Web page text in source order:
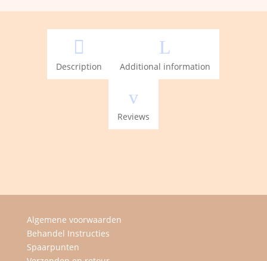

Description
L
Additional information
v
Reviews
Algemene voorwaarden
Behandel Instructies
Spaarpunten